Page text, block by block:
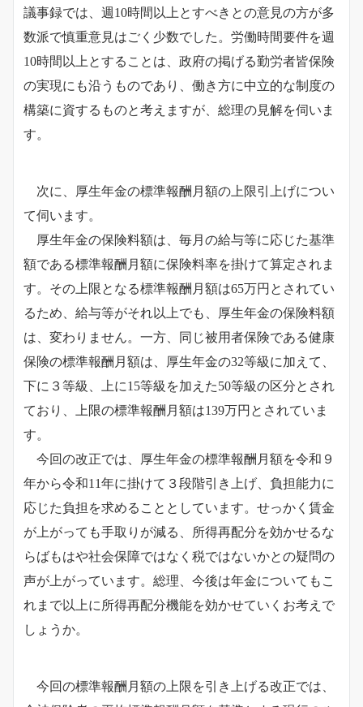
議事録では、週10時間以上とすべきとの意見の方が多
数派で慎重意見はごく少数でした。労働時間要件を週
10時間以上とすることは、政府の掲げる勤労者皆保険
の実現にも沿うものであり、働き方に中立的な制度の
構築に資するものと考えますが、総理の見解を伺いま
す。
次に、厚生年金の標準報酬月額の上限引上げについ
て伺います。
厚生年金の保険料額は、毎月の給与等に応じた基準
額である標準報酬月額に保険料率を掛けて算定されま
す。その上限となる標準報酬月額は65万円とされてい
るため、給与等がそれ以上でも、厚生年金の保険料額
は、変わりません。一方、同じ被用者保険である健康
保険の標準報酬月額は、厚生年金の32等級に加えて、
下に３等級、上に15等級を加えた50等級の区分とされ
ており、上限の標準報酬月額は139万円とされていま
す。
今回の改正では、厚生年金の標準報酬月額を令和９
年から令和11年に掛けて３段階引き上げ、負担能力に
応じた負担を求めることとしています。せっかく賃金
が上がっても手取りが減る、所得再配分を効かせるな
らばもはや社会保障ではなく税ではないかとの疑問の
声が上がっています。総理、今後は年金についてもこ
れまで以上に所得再配分機能を効かせていくお考えで
しょうか。
今回の標準報酬月額の上限を引き上げる改正では、